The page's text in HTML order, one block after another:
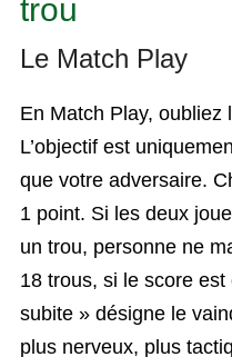
trou
Le Match Play
En Match Play, oubliez
L’objectif est
que votre adversaire.
1 point. Si les deux
un trou, personne ne
18 trous, si le score
subite » désigne le
plus nerveux, plus